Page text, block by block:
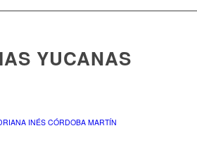
YUCANAS
INÉS CÓRDOBA MARTÍN